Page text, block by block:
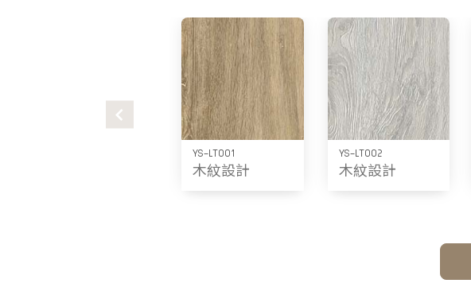
YS-LT001
木紋設計
YS-LT002
木紋設計